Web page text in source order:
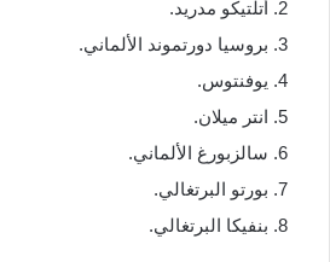
أتلتيكو مدريد.
بروسيا دورتموند الألماني.
يوفنتوس.
انتر ميلان.
سالزبورغ الألماني.
بورتو البرتغالي.
بنفيكا البرتغالي.